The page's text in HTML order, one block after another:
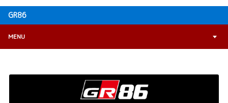
GR86
MENU